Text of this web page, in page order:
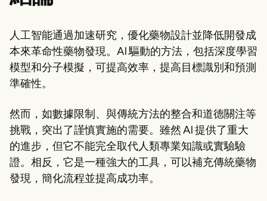
人工智能通過加速研究，優化藥物設計並降低開發成
本來革命性藥物發現。AI 驅動的方法，包括深度學習
模型和分子模擬，可提高效率，提高目標識別和預測
準確性。
然而，如數據限制、與傳統方法的整合和道德關注等
挑戰，突出了謹慎實施的需要。雖然 AI 提供了重大
的進步，但它不能完全取代人類專業知識或實驗驗
證。相反，它是一種強大的工具，可以補充傳統藥物
發現，簡化流程並提高成功率。